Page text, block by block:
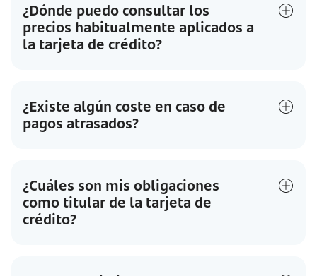
¿Dónde puedo consultar los
precios habitualmente aplicados a
la tarjeta de crédito?
¿Existe algún coste en caso de
pagos atrasados?
¿Cuáles son mis obligaciones
como titular de la tarjeta de
crédito?